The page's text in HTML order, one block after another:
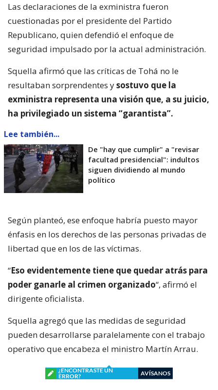
Las declaraciones de la exministra fueron
cuestionadas por el presidente del Partido
Republicano, quien defendió el enfoque de
seguridad impulsado por la actual administración.
Squella afirmó que las críticas de Tohá no le
resultaban sorprendentes ysostuvo que la
exministra representa una visión que, a su juicio,
ha privilegiado un sistema “garantista”.
Lee también...
De "hay que cumplir" a "revisar
facultad presidencial": indultos
siguen dividiendo al mundo
político
Según planteó, ese enfoque habría puesto mayor
énfasis en los derechos de las personas privadas de
libertad que en los de las víctimas.
“Eso evidentemente tiene que quedar atrás para
poder ganarle al crimen organizado“, afirmó el
dirigente oficialista.
Squella agregó que las medidas de seguridad
pueden desarrollarse paralelamente con el trabajo
operativo que encabeza el ministro Martín Arrau.
¿ENCONTRASTE UN
ERROR?
AVÍSANOS